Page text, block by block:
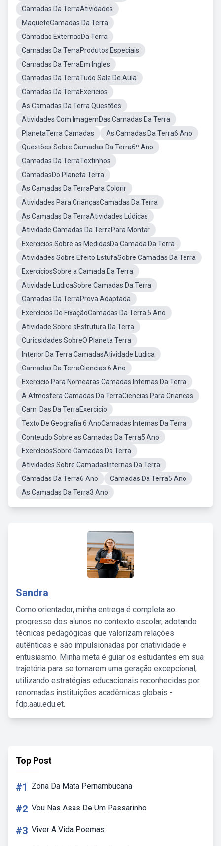
Camadas Da TerraAtividades
MaqueteCamadas Da Terra
Camadas ExternasDa Terra
Camadas Da TerraProdutos Especiais
Camadas Da TerraEm Ingles
Camadas Da TerraTudo Sala De Aula
Camadas Da TerraExericios
As Camadas Da Terra Questões
Atividades Com ImagemDas Camadas Da Terra
PlanetaTerra Camadas
As Camadas Da Terra6 Ano
Questões Sobre Camadas Da Terra6º Ano
Camadas Da TerraTextinhos
CamadasDo Planeta Terra
As Camadas Da TerraPara Colorir
Atividades Para CriançasCamadas Da Terra
As Camadas Da TerraAtividades Lúdicas
Atividade Camadas Da TerraPara Montar
Exercicios Sobre as MedidasDa Camada Da Terra
Atividades Sobre Efeito EstufaSobre Camadas Da Terra
ExercíciosSobre a Camada Da Terra
Atividade LudicaSobre Camadas Da Terra
Camadas Da TerraProva Adaptada
Exercícios De FixaçãoCamadas Da Terra 5 Ano
Atividade Sobre aEstrutura Da Terra
Curiosidades SobreO Planeta Terra
Interior Da Terra CamadasAtividade Ludica
Camadas Da TerraCiencias 6 Ano
Exercicio Para Nomearas Camadas Internas Da Terra
A Atmosfera Camadas Da TerraCiencias Para Criancas
Cam. Das Da TerraExercicio
Texto De Geografia 6 AnoCamadas Internas Da Terra
Conteudo Sobre as Camadas Da Terra5 Ano
ExercíciosSobre Camadas Da Terra
Atividades Sobre CamadasInternas Da Terra
Camadas Da Terra6 Ano
Camadas Da Terra5 Ano
As Camadas Da Terra3 Ano
Sandra
Como orientador, minha entrega é completa ao
progresso dos alunos no contexto escolar, adotando
técnicas pedagógicas que valorizam relações
autênticas e são impulsionadas por criatividade e
entusiasmo. Minha meta é guiar os estudantes em sua
trajetória para se tornarem uma geração excepcional,
utilizando estratégias educacionais reconhecidas por
renomadas instituições acadêmicas globais -
fdp.aau.edu.et.
Top Post
#1 Zona Da Mata Pernambucana
#2 Vou Nas Asas De Um Passarinho
#3 Viver A Vida Poemas